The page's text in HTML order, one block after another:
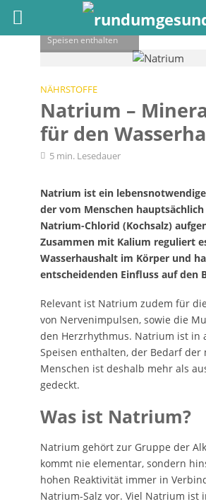
Der lebenswichtige
Mineralstoff Natrium
Speisen enthalten
NÄHRSTOFFE
Natrium –
für den
5 min. Lesedauer
Natrium ist ein
der vom Menschen
Natrium-Chlorid (Kochsalz)
Zusammen mit Kalium reguliert
Wasserhaushalt im Körper und
entscheidenden Einfluss auf den
Relevant ist Natrium zudem für
von Nervenimpulsen, sowie die
den Herzrhythmus. Natrium ist in
Speisen enthalten, der Bedarf der
Menschen ist deshalb mehr als
gedeckt.
Was ist Natrium?
Natrium gehört zur Gruppe der
kommt nie elementar, sondern
hohen Reaktivität immer in
Natrium-Salz vor. Viel Natrium ist